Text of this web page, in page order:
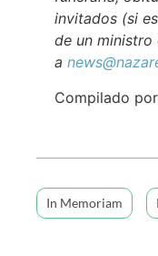
invitados (si
de un ministro
a
Compilado
In Memoriam